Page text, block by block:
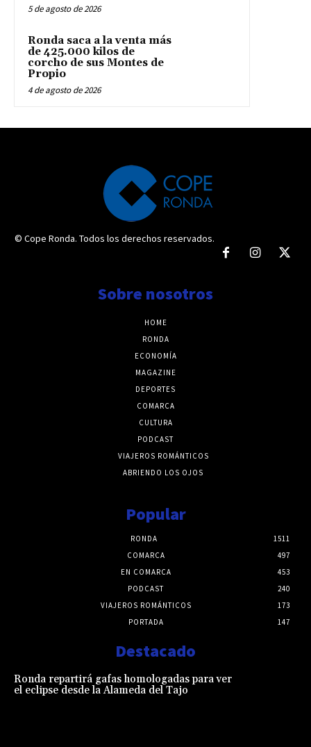
5 de agosto de 2026
Ronda saca a la venta más
de 425.000 kilos de
corcho de sus Montes de
Propio
4 de agosto de 2026
© Cope Ronda. Todos los derechos reservados.
Sobre nosotros
HOME
RONDA
ECONOMÍA
MAGAZINE
DEPORTES
COMARCA
CULTURA
PODCAST
VIAJEROS ROMÁNTICOS
ABRIENDO LOS OJOS
Popular
RONDA
1511
COMARCA
497
EN COMARCA
453
PODCAST
240
VIAJEROS ROMÁNTICOS
173
PORTADA
147
Destacado
Ronda repartirá gafas homologadas para ver
el eclipse desde la Alameda del Tajo